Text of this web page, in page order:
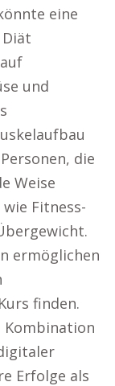
eine
und
die
Weise
Fitness-
ermöglichen
finden.
Kombination
Erfolge als